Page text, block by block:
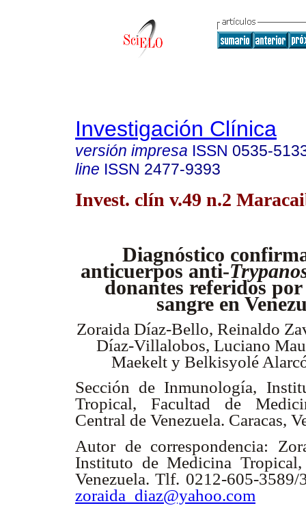
Investigación Clínica
versión impresa ISSN 0535-
line ISSN 2477-9393
Invest. clín v.49 n.2
Diagnóstico
anticuerpos anti-
donantes referidos por
sangre en
Zoraida Díaz-Bello, Reinaldo
Díaz-Villalobos, Luciano
Maekelt y Belkisyolé
Sección de Inmunología,
Tropical, Facultad de
Central de Venezuela. Caracas,
Autor de correspondencia:
Instituto de Medicina Tropical,
Venezuela. Tlf. 0212-605-
zoraida_diaz@yahoo.com